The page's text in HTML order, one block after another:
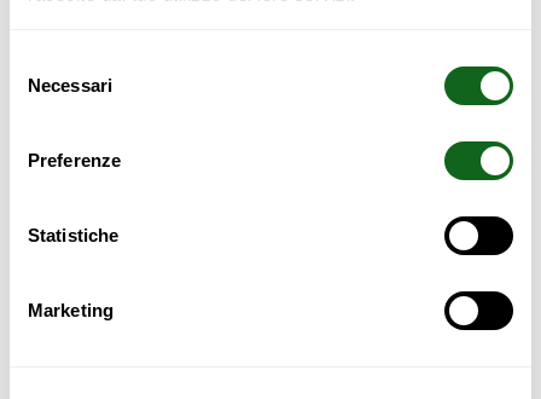
delNecessari
Preferenze
Statistiche
Marketing